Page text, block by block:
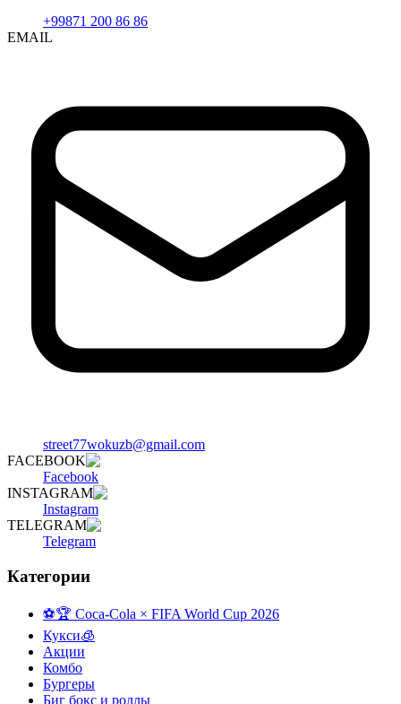
+99871 200 86 86
EMAIL
street77wokuzb@gmail.com
FACEBOOK
Facebook
INSTAGRAM
Instagram
TELEGRAM
Telegram
Категории
⚽️🏆 Coca-Cola × FIFA World Cup 2026
Кукси🧊
Акции
Комбо
Бургеры
Биг бокс и роллы